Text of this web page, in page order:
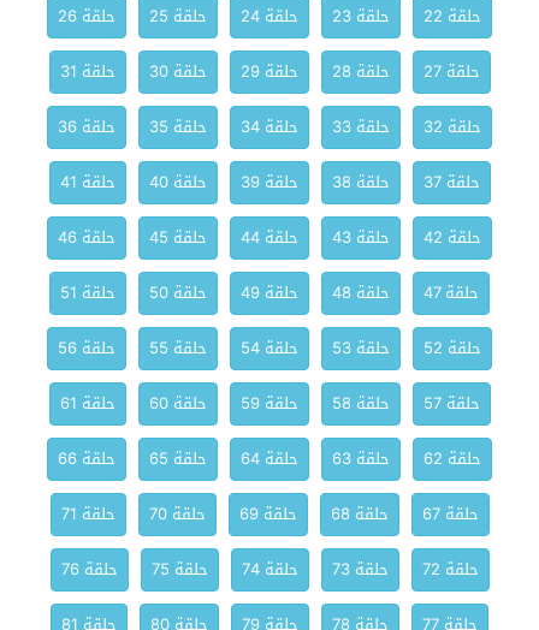
حلقة 22
حلقة 23 حلقة 24 حلقة 25
حلقة 26
حلقة 27
حلقة 28 حلقة 29 حلقة 30
حلقة 31
حلقة 32
حلقة 33 حلقة 34 حلقة 35
حلقة 36
حلقة 37
حلقة 38 حلقة 39 حلقة 40
حلقة 41
حلقة 42
حلقة 43 حلقة 44 حلقة 45
حلقة 46
حلقة 47
حلقة 48 حلقة 49 حلقة 50
حلقة 51
حلقة 52
حلقة 53 حلقة 54 حلقة 55
حلقة 56
حلقة 57
حلقة 58 حلقة 59 حلقة 60
حلقة 61
حلقة 62
حلقة 63 حلقة 64 حلقة 65
حلقة 66
حلقة 67
حلقة 68 حلقة 69 حلقة 70
حلقة 71
حلقة 72
حلقة 73 حلقة 74 حلقة 75
حلقة 76